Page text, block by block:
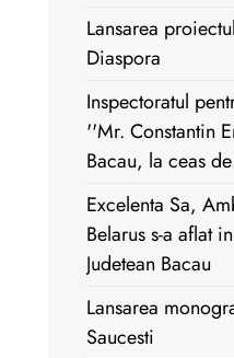
Lansarea
Diaspora
Inspectoratul
''Mr. Constantin
Bacau, la ceas
Excelenta Sa,
Belarus s-a aflat
Judetean Bacau
Lansarea
Saucesti